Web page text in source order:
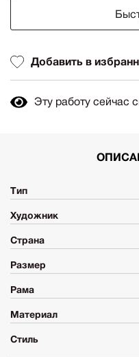
Тип
Художник
Страна
Размер
Рама
Материал
Стиль
Добавить в
Эту работу сейчас